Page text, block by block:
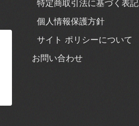
特定商取引法に基づく表記
個人情報保護方針
サイト ポリシーについて
お問い合わせ